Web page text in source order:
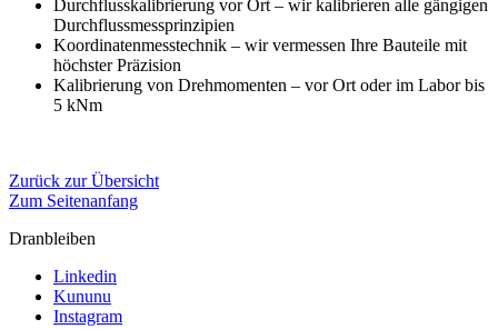
Durchflusskalibrierung vor Ort – wir kalibrieren alle gängigen
Durchflussmessprinzipien
Koordinatenmesstechnik – wir vermessen Ihre Bauteile mit
höchster Präzision
Kalibrierung von Drehmomenten – vor Ort oder im Labor bis
5 kNm
Zurück zur Übersicht
Zum Seitenanfang
Dranbleiben
Linkedin
Kununu
Instagram